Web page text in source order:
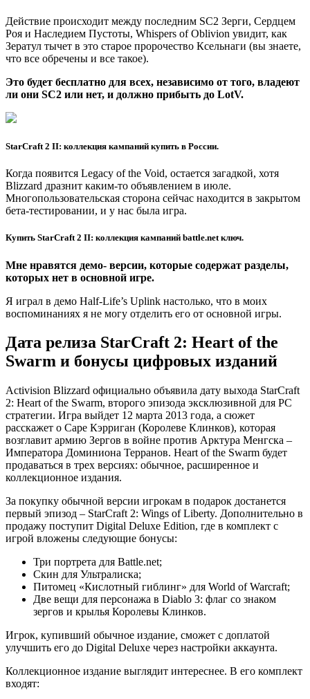
Действие происходит между последним SC2 Зерги, Сердцем
Роя и Наследием Пустоты, Whispers of Oblivion увидит, как
Зератул тычет в это старое пророчество Ксельнаги (вы знаете,
что все обречены и все такое).
Это будет бесплатно для всех, независимо от того, владеют
ли они SC2 или нет, и должно прибыть до LotV.
StarCraft 2 II: коллекция кампаний купить в России.
Когда появится Legacy of the Void, остается загадкой, хотя
Blizzard дразнит каким-то объявлением в июле.
Многопользовательская сторона сейчас находится в закрытом
бета-тестировании, и у нас была игра.
Купить StarCraft 2 II: коллекция кампаний battle.net ключ.
Мне нравятся демо- версии, которые содержат разделы,
которых нет в основной игре.
Я играл в демо Half-Life’s Uplink настолько, что в моих
воспоминаниях я не могу отделить его от основной игры.
Дата релиза StarCraft 2: Heart of the
Swarm и бонусы цифровых изданий
Activision Blizzard официально объявила дату выхода StarCraft
2: Heart of the Swarm, второго эпизода эксклюзивной для PC
стратегии. Игра выйдет 12 марта 2013 года, а сюжет
расскажет о Саре Кэрриган (Королеве Клинков), которая
возглавит армию Зергов в войне против Арктура Менгска –
Императора Доминиона Терранов. Heart of the Swarm будет
продаваться в трех версиях: обычное, расширенное и
коллекционное издания.
За покупку обычной версии игрокам в подарок достанется
первый эпизод – StarCraft 2: Wings of Liberty. Дополнительно в
продажу поступит Digital Deluxe Edition, где в комплект с
игрой вложены следующие бонусы:
Три портрета для Battle.net;
Скин для Ультралиска;
Питомец «Кислотный гиблинг» для World of Warcraft;
Две вещи для персонажа в Diablo 3: флаг со знаком
зергов и крылья Королевы Клинков.
Игрок, купивший обычное издание, сможет с доплатой
улучшить его до Digital Deluxe через настройки аккаунта.
Коллекционное издание выглядит интереснее. В его комплект
входят: